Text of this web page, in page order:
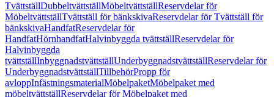
TvättställDubbeltvättställMöbeltvättställReservdelar för
MöbeltvättställTvättställ för bänkskivaReservdelar för Tvättställ för
bänkskivaHandfatReservdelar för
HandfatHörnhandfatHalvinbyggda tvättställReservdelar för
Halvinbyggda
tvättställInbyggnadstvättställUnderbyggnadstvättställReservdelar för
UnderbyggnadstvättställTillbehörPropp för
avloppInfästningsmaterialMöbelpaketMöbelpaket med
möbeltvättställReservdelar för Möbelpaket med